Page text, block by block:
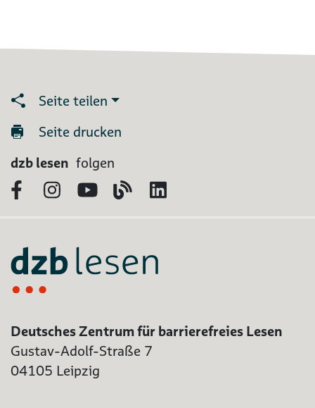
Seite teilen
Seite drucken
dzb lesen folgen
FacebookInstagram
YouTubeBlog
Deutsches Zentrum für barrierefreies Lesen
Gustav-Adolf-Straße 7
04105 Leipzig